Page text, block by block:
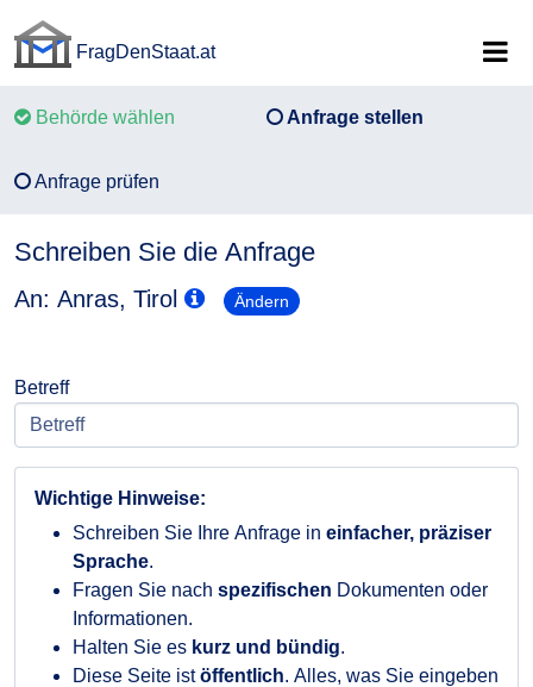
FragDenStaat.at
Behörde wählen Anfrage stellen
Anfrage prüfen
Schreiben Sie die Anfrage
An: Anras, Tirol Ändern
Betreff
Wichtige Hinweise:
Schreiben Sie Ihre Anfrage in einfacher, präziser
Sprache.
Fragen Sie nach spezifischen Dokumenten oder
Informationen.
Halten Sie es kurz und bündig.
Diese Seite istöffentlich. Alles, was Sie eingeben